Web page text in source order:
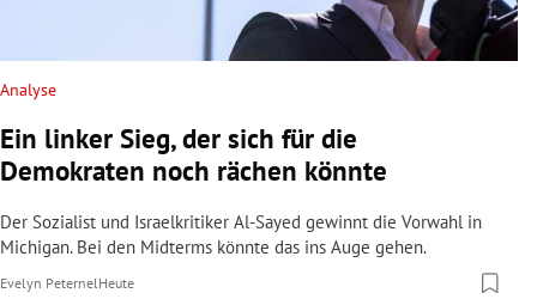
Untermenü
Untermenü
Untermenü
Analyse
Ein linker Sieg, der sich für die
Demokraten noch rächen könnte
Der Sozialist und Israelkritiker Al-Sayed gewinnt die Vorwahl in
Michigan. Bei den Midterms könnte das ins Auge gehen.
Evelyn PeternelHeute